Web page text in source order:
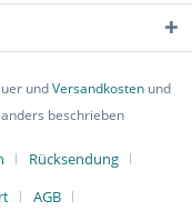
undVersandkostenund
beschrieben
Rücksendung
AGB